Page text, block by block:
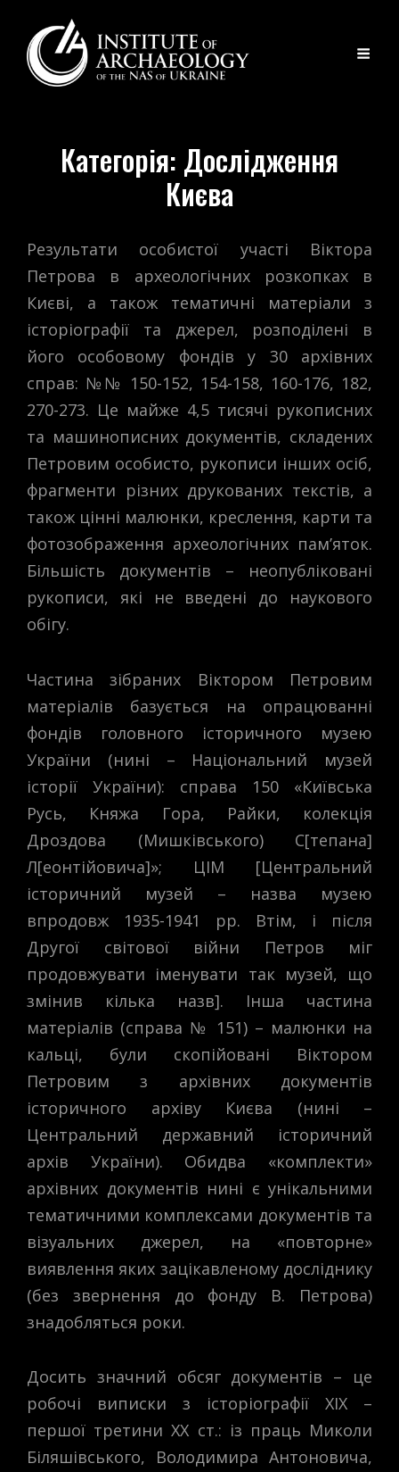
Категорія: Дослідження
Києва
Результати особистої участі Віктора
Петрова в археологічних розкопках в
Києві, а також тематичні матеріали з
історіографії та джерел, розподілені в
його особовому фондів у 30 архівних
справ: №№ 150-152, 154-158, 160-176, 182,
270-273. Це майже 4,5 тисячі рукописних
та машинописних документів, складених
Петровим особисто, рукописи інших осіб,
фрагменти різних друкованих текстів, а
також цінні малюнки, креслення, карти та
фотозображення археологічних пам’яток.
Більшість документів – неопубліковані
рукописи, які не введені до наукового
обігу.
Частина зібраних Віктором Петровим
матеріалів базується на опрацюванні
фондів головного історичного музею
України (нині – Національний музей
історії України): справа 150 «Київська
Русь, Княжа Гора, Райки, колекція
Дроздова (Мишківського) С[тепана]
Л[еонтійовича]»; ЦІМ [Центральний
історичний музей – назва музею
впродовж 1935-1941 рр. Втім, і після
Другої світової війни Петров міг
продовжувати іменувати так музей, що
змінив кілька назв]. Інша частина
матеріалів (справа № 151) – малюнки на
кальці, були скопійовані Віктором
Петровим з архівних документів
історичного архіву Києва (нині –
Центральний державний історичний
архів України). Обидва «комплекти»
архівних документів нині є унікальними
тематичними комплексами документів та
візуальних джерел, на «повторне»
виявлення яких зацікавленому досліднику
(без звернення до фонду В. Петрова)
знадобляться роки.
Досить значний обсяг документів – це
робочі виписки з історіографії ХІХ –
першої третини ХХ ст.: із праць Миколи
Біляшівського, Володимира Антоновича,